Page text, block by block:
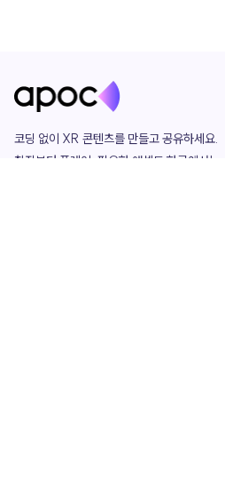
코딩 없이 XR 콘텐츠를 만들고 공유하세요.
창작부터 플레이, 필요한 애셋도 한곳에서!